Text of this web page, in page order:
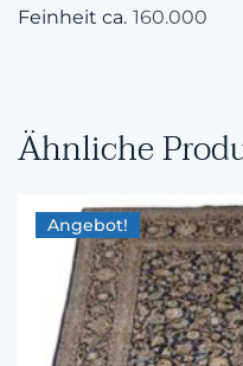
Feinheit ca. 160.000
Ähnliche
Angebot!